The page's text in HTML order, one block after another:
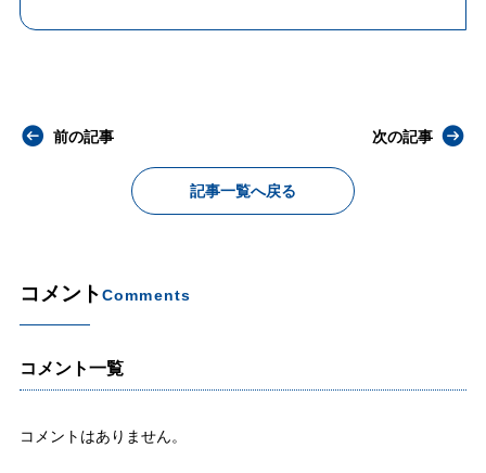
前の記事
記事一覧へ戻る
次の記事
コメントComments
コメント一覧
コメントはありません。